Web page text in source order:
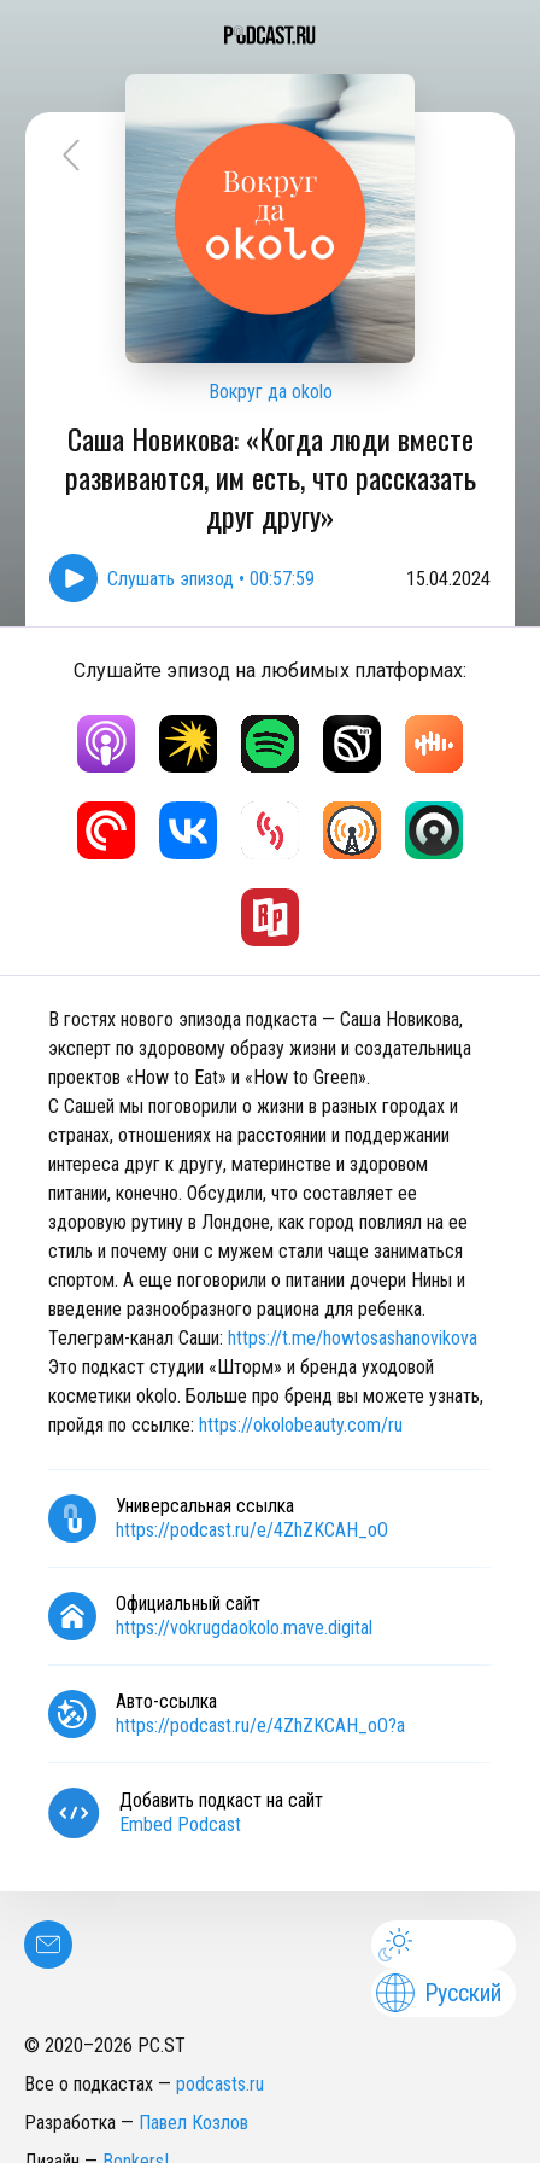
Вокруг да okolo
Саша Новикова: «Когда люди вместе
развиваются, им есть, что рассказать
друг другу»
Слушать эпизод • 00:57:59 15.04.2024
Слушайте эпизод на любимых платформах:
В гостях нового эпизода подкаста — Саша Новикова,
эксперт по здоровому образу жизни и создательница
проектов «How to Eat» и «How to Green».
С Сашей мы поговорили о жизни в разных городах и
странах, отношениях на расстоянии и поддержании
интереса друг к другу, материнстве и здоровом
питании, конечно. Обсудили, что составляет ее
здоровую рутину в Лондоне, как город повлиял на ее
стиль и почему они с мужем стали чаще заниматься
спортом. А еще поговорили о питании дочери Нины и
введение разнообразного рациона для ребенка.
Телеграм-канал Саши: https://t.me/howtosashanovikova
Это подкаст студии «Шторм» и бренда уходовой
косметики okolo. Больше про бренд вы можете узнать,
пройдя по ссылке: https://okolobeauty.com/ru
Универсальная ссылка
https://podcast.ru/e/4ZhZKCAH_oO
Официальный сайт
https://vokrugdaokolo.mave.digital
Авто-ссылка
https://podcast.ru/e/4ZhZKCAH_oO?a
Добавить подкаст на сайт
Embed Podcast
Русский
© 2020–2026 PC.ST
Все о подкастах — podcasts.ru
Разработка — Павел Козлов